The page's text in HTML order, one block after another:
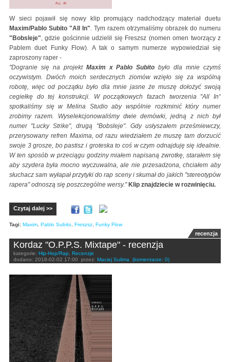
W sieci pojawił się nowy klip promujący nadchodzący materiał duetu
Maxim/Pablo Subito "All In". Tym razem otrzymaliśmy obrazek do numeru
"Bobsleje", gdzie gościnnie udzielił się Freszsz (nomen omen tworzący z
Pablem duet Funky Flow). A tak o samym numerze wypowiedział się
zaproszony raper -
"Dogranie się na projekt Maxim x Pablo Subito było dla mnie czymś
oczywistym. Dwóch moich serdecznych ziomów wzięło się za wspólną
robotę, więc od początku było dla mnie jasne że muszę dołożyć swoją
cegiełkę do tej konstrukcji. W początkowych fazach tworzenia "All In"
spotkaliśmy się w Melina Studio aby wspólnie rozkminić który numer
zrobimy razem. Wyselekcjonowaliśmy dwie demówki, jedną z nich był
numer "Lucky Strike", drugą "Bobsleje". Gdy usłyszałem prześmiewczy,
przerysowany refren Maxima, od razu wiedziałem że muszę tam dorzucić
swoje 3 grosze, bo pastisz i groteska to coś w czym odnajduję się idealnie.
W ten sposób w przeciągu godziny miałem napisaną zwrotkę, starałem się
aby szydera była mocno wyczuwalna, ale nie przesadzona, chciałem aby
słuchacz sam wyłapał przytyki do rap sceny i skumał do jakich "stereotypów
rapera" odnoszą się poszczególne wersy." Klip znajdziecie w rozwinięciu.
Czytaj dalej >>
Tagi: Maxim Pablo Subito Freszsz Funky Flow
recenzja
Kordaz "O.P.P.S. Mixtape" - recenzja
kategorie: Hip-Hop/Rap
Recenzje
dodano: 2018-02-02 17:00 przez: Maciej Sulima (komentarze: 0)